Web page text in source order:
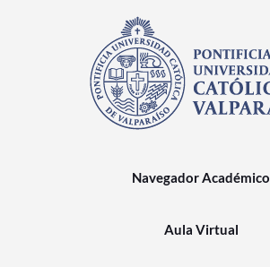
Navegador Académico
Aula Virtual